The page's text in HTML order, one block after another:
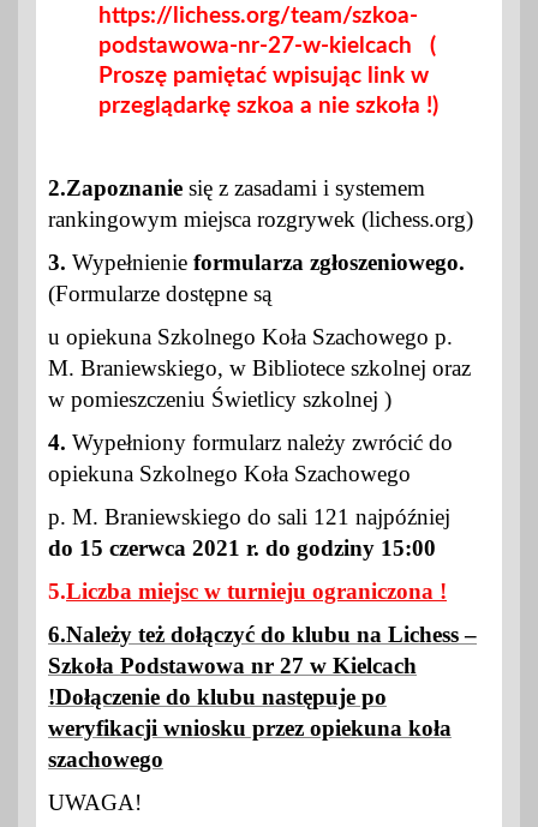
https://lichess.org/team/szkoa-
podstawowa-nr-27-w-kielcach (
Proszę pamiętać wpisując link w
przeglądarkę szkoa a nie szkoła !)
2.Zapoznanie się z zasadami i systemem
rankingowym miejsca rozgrywek (lichess.org)
3. Wypełnienie formularza zgłoszeniowego.
(Formularze dostępne są
u opiekuna Szkolnego Koła Szachowego p.
M. Braniewskiego, w Bibliotece szkolnej oraz
w pomieszczeniu Świetlicy szkolnej )
4. Wypełniony formularz należy zwrócić do
opiekuna Szkolnego Koła Szachowego
p. M. Braniewskiego do sali 121 najpóźniej
do 15 czerwca 2021 r. do godziny 15:00
5.Liczba miejsc w turnieju ograniczona !
6.Należy też dołączyć do klubu na Lichess –
Szkoła Podstawowa nr 27 w Kielcach
!Dołączenie do klubu następuje po
weryfikacji wniosku przez opiekuna koła
szachowego
UWAGA!